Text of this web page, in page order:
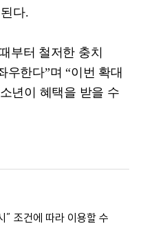
다.
부터 철저한 충치
우한다”며“이번 확대
년이 혜택을 받을 수
” 조건에 따라 이용할 수